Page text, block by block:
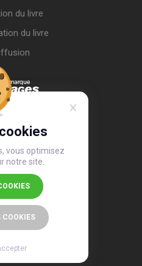
vous optimisez
notre site.
COOKIES
du livre
du livre